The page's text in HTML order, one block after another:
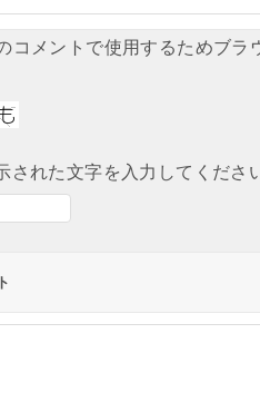
コメントで使用するためブラ
された文字を入力してくださ